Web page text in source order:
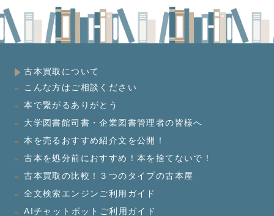
古本買取について
こんな方はご相談ください
本で繋がるありがとう
大学図書館司書・企業図書管理者の皆様へ
本を売るおすすめ紹介文を公開！
古本を処分前におすすめ！本を捨てないで！
古本買取の比較！３つのタイプの古本屋
全文検索エンジンご利用ガイド
AIチャットボットご利用ガイド